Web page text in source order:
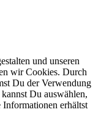
und unseren
wir Cookies. Durch
Du der Verwendung
Du auswählen,
erhältst